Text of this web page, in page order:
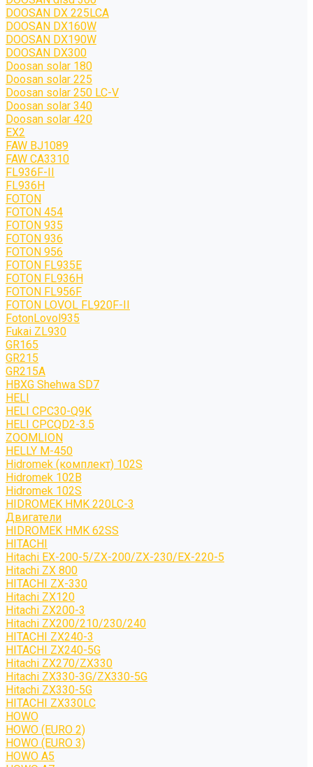
DOOSAN DX 225LCA
DOOSAN DX160W
DOOSAN DX190W
DOOSAN DX300
Doosan solar 180
Doosan solar 225
Doosan solar 250 LC-V
Doosan solar 340
Doosan solar 420
EX2
FAW BJ1089
FAW CA3310
FL936F-II
FL936H
FOTON
FOTON 454
FOTON 935
FOTON 936
FOTON 956
FOTON FL935E
FOTON FL936H
FOTON FL956F
FOTON LOVOL FL920F-II
FotonLovol935
Fukai ZL930
GR165
GR215
GR215A
HBXG Shehwa SD7
HELI
HELI CPC30-Q9K
HELI CPCQD2-3.5
ZOOMLION
HELLY M-450
Hidromek (комплект) 102S
Hidromek 102B
Hidromek 102S
HIDROMEK HMK 220LC-3
Двигатели
HIDROMEK HMK 62SS
HITACHI
Hitachi EX-200-5/ZX-200/ZX-230/EX-220-5
Hitachi ZX 800
HITACHI ZX-330
Hitachi ZX120
Hitachi ZX200-3
Hitachi ZX200/210/230/240
HITACHI ZX240-3
HITACHI ZX240-5G
Hitachi ZX270/ZX330
Hitachi ZX330-3G/ZX330-5G
Hitachi ZX330-5G
HITACHI ZX330LC
HOWO
HOWO (EURO 2)
HOWO (EURO 3)
HOWO A5